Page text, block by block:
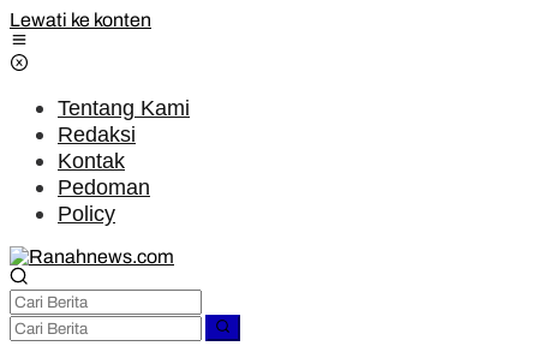
Lewati ke konten
Tentang Kami
Redaksi
Kontak
Pedoman
Policy